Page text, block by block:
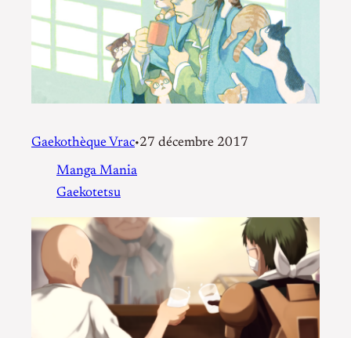
Gaekothèque Vrac•27 décembre 2017
Manga Mania
Gaekotetsu